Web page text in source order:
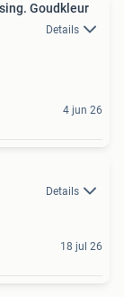
Goudkleur
Details
4 jun 26
Details
18 jul 26